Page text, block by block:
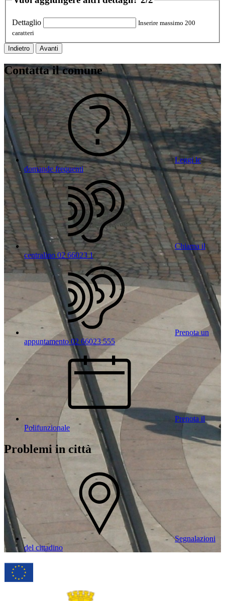
Dettaglio
Inserire massimo 200
caratteri
Indietro Avanti
Contatta il comune
Leggi le
domande frequenti
Chiama il
centralino 02 66023 1
Prenota un
appuntamento 02 66023 555
Prenota il
Polifunzionale
Problemi in città
Segnalazioni
del cittadino